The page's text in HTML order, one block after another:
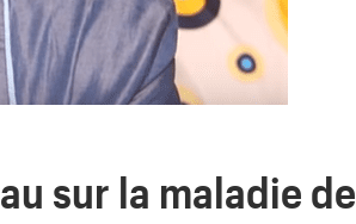
sur la maladie de